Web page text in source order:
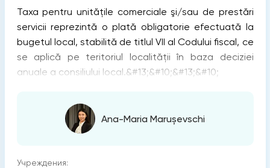
Taxa pentru unităţile comerciale şi/sau de prestări
servicii reprezintă o plată obligatorie efectuată la
bugetul local, stabilită de titlul VII al Codului fiscal, ce
se aplică pe teritoriul localității în baza deciziei
anuale a consiliului local.&#13;&#10;&#13;&#10;
Ana-Maria Marușevschi
Учреждения: